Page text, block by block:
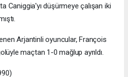
Caniggia'yı düşürmeye çalışan iki
Arjantinli oyuncular, François
maçtan 1-0 mağlup ayrıldı.